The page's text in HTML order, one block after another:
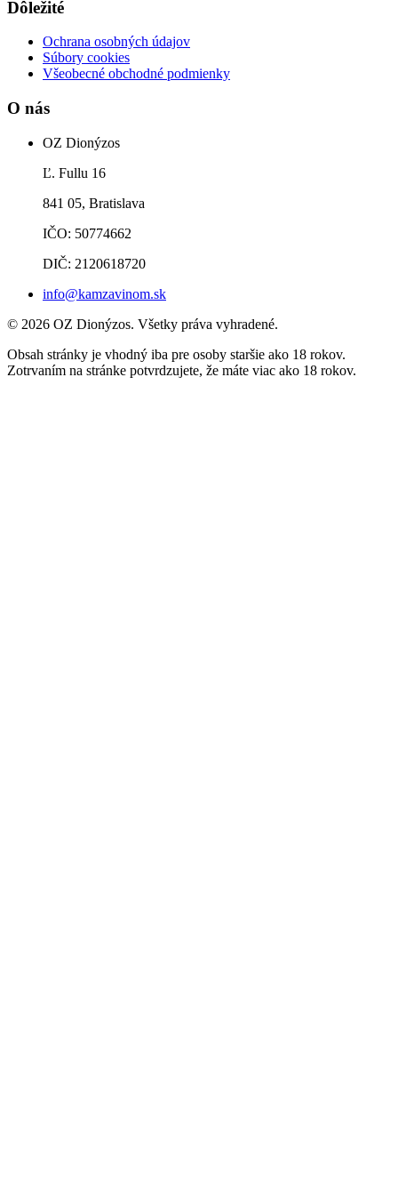
Dôležité
Ochrana osobných údajov
Súbory cookies
Všeobecné obchodné podmienky
O nás
OZ Dionýzos
Ľ. Fullu 16
841 05, Bratislava
IČO: 50774662
DIČ: 2120618720
info@kamzavinom.sk
© 2026 OZ Dionýzos. Všetky práva vyhradené.
Obsah stránky je vhodný iba pre osoby staršie ako 18 rokov.
Zotrvaním na stránke potvrdzujete, že máte viac ako 18 rokov.